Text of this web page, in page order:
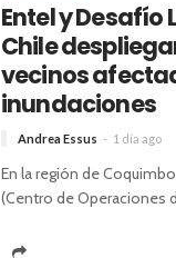
Entel y Desafío
Chile
vecinos
inundaciones
Andrea Essus 1 día ago
En la región de
(Centro de Operaciones